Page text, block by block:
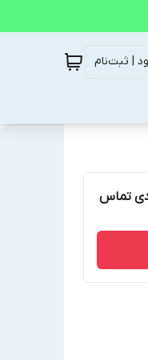
| ثبت‌نام
تماس